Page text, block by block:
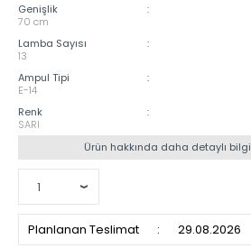
Genişlik
:
70 cm
Lamba Sayısı
:
13
Ampul Tipi
:
E-14
Renk
:
SARI
Ürün hakkında daha detaylı bilgi
Planlanan Teslimat : 29.08.2026